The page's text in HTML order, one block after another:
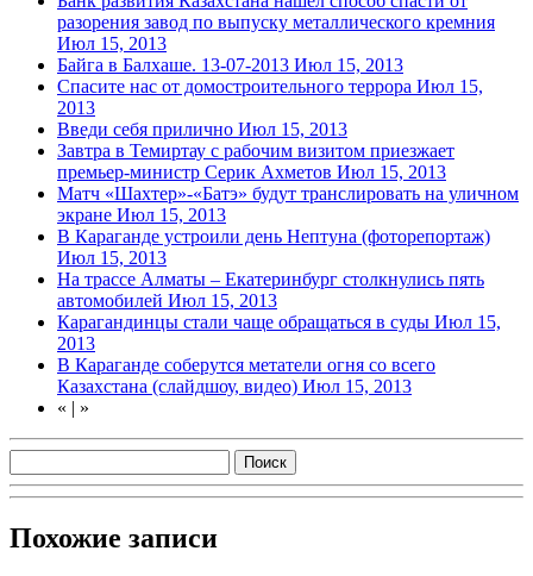
разорения завод по выпуску металлического кремния
Июл 15, 2013
Байга в Балхаше. 13-07-2013 Июл 15, 2013
Спасите нас от домостроительного террора Июл 15,
2013
Введи себя прилично Июл 15, 2013
Завтра в Темиртау с рабочим визитом приезжает
премьер-министр Серик Ахметов Июл 15, 2013
Матч «Шахтер»-«Батэ» будут транслировать на уличном
экране Июл 15, 2013
В Караганде устроили день Нептуна (фоторепортаж)
Июл 15, 2013
На трассе Алматы – Екатеринбург столкнулись пять
автомобилей Июл 15, 2013
Карагандинцы стали чаще обращаться в суды Июл 15,
2013
В Караганде соберутся метатели огня со всего
Казахстана (слайдшоу, видео) Июл 15, 2013
« | »
Похожие записи